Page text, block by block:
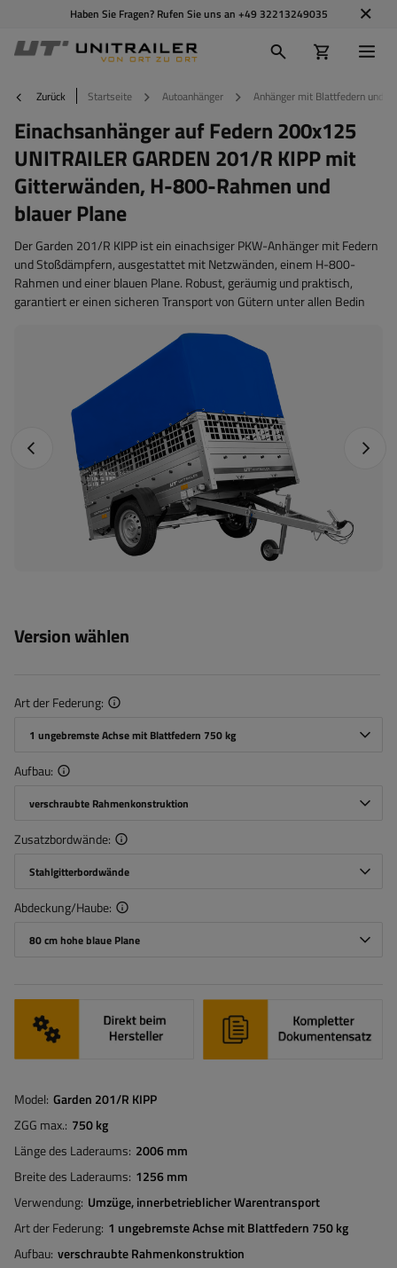
Haben Sie Fragen? Rufen Sie uns an +49 32213249035
Zurück Startseite Autoanhänger Anhänger mit Blattfedern und
Einachsanhänger auf Federn 200x125
UNITRAILER GARDEN 201/R KIPP mit
Gitterwänden, H-800-Rahmen und
blauer Plane
Der Garden 201/R KIPP ist ein einachsiger PKW-Anhänger mit Federn
und Stoßdämpfern, ausgestattet mit Netzwänden, einem H-800-
Rahmen und einer blauen Plane. Robust, geräumig und praktisch,
garantiert er einen sicheren Transport von Gütern unter allen Bedin
Vorheriges Foto
Version wählen
Art der Federung
1 ungebremste Achse mit Blattfedern 750 kg
Aufbau
verschraubte Rahmenkonstruktion
Zusatzbordwände
Stahlgitterbordwände
Abdeckung/Haube
80 cm hohe blaue Plane
Model Garden 201/R KIPP
ZGG max. 750 kg
Länge des Laderaums 2006 mm
Breite des Laderaums 1256 mm
Verwendung Umzüge innerbetrieblicher Warentransport
Art der Federung 1 ungebremste Achse mit Blattfedern 750 kg
Aufbau verschraubte Rahmenkonstruktion